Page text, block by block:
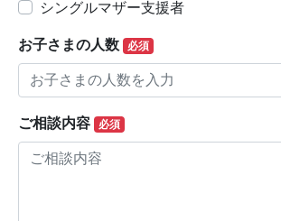
シングルマザー支援者
お子さまの人数 必須
ご相談内容 必須